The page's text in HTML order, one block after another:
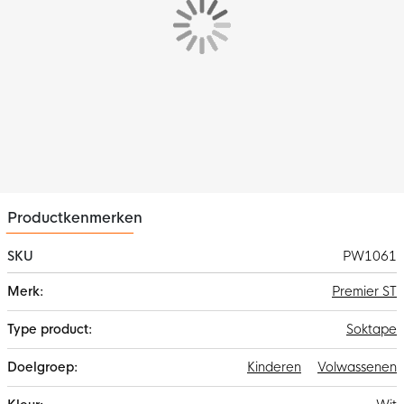
Productkenmerken
SKU
PW1061
informatie
Premier ST
Soktape
Volwassenen
Kinderen